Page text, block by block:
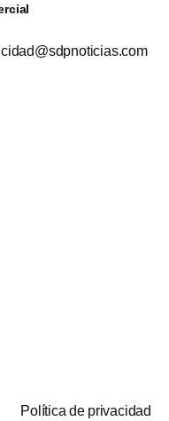
Política de privacidad